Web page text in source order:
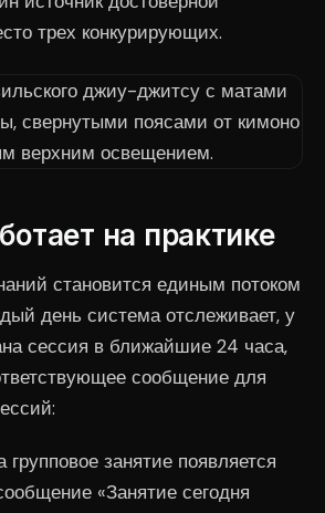
трех конкурирующих.
на практике
становится единым потоком
день система отслеживает, у
сессия в ближайшие 24 часа,
сообщение для
занятие появляется
«Занятие сегодня